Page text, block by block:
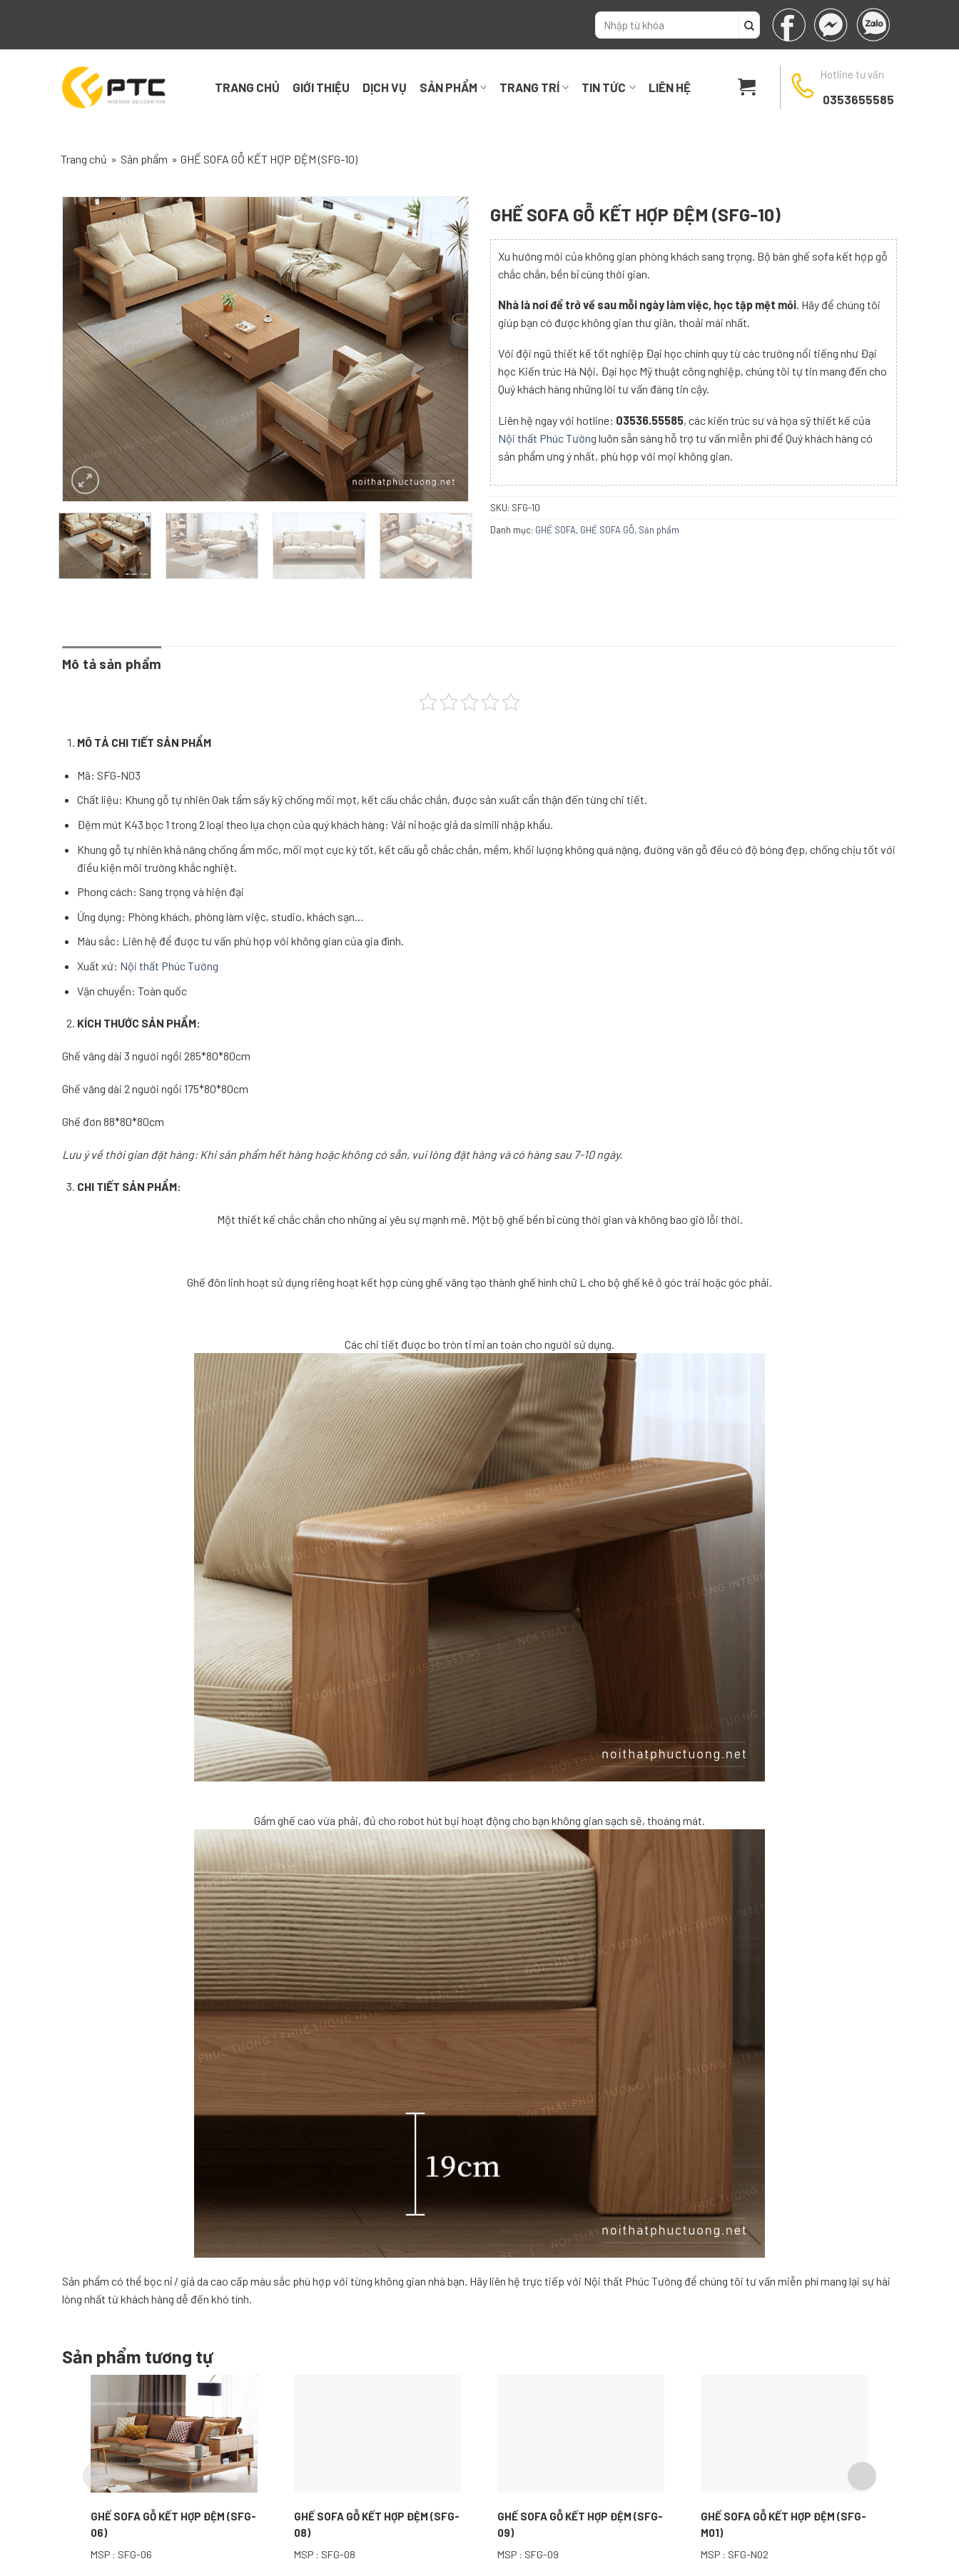
TRANG CHỦ GIỚI THIỆU DỊCH VỤ SẢN PHẨM TRANG TRÍ TIN TỨC LIÊN HỆ
Hotline tư vấn
0353655585
Trang chủ » Sản phẩm » GHẾ SOFA GỖ KẾT HỢP ĐỆM (SFG-10)
GHẾ SOFA GỖ KẾT HỢP ĐỆM (SFG-10)
Xu hướng mới của không gian phòng khách sang trọng. Bộ bàn ghế sofa kết hợp gỗ
chắc chắn, bền bỉ cùng thời gian.
Nhà là nơi để trở về sau mỗi ngày làm việc, học tập mệt mỏi. Hãy để chúng tôi
giúp bạn có được không gian thư giãn, thoải mái nhất.
Với đội ngũ thiết kế tốt nghiệp Đại học chính quy từ các trường nổi tiếng như Đại
học Kiến trúc Hà Nội, Đại học Mỹ thuật công nghiệp, chúng tôi tự tin mang đến cho
Quý khách hàng những lời tư vấn đáng tin cậy.
Liên hệ ngay với hotline: 03536.55585, các kiến trúc sư và họa sỹ thiết kế của
Nội thất Phúc Tường luôn sẵn sàng hỗ trợ tư vấn miễn phí để Quý khách hàng có
sản phẩm ưng ý nhất, phù hợp với mọi không gian.
SKU: SFG-10
Danh mục: GHẾ SOFA, GHẾ SOFA GỖ, Sản phẩm
Mô tả sản phẩm
MÔ TẢ CHI TIẾT SẢN PHẨM
Mã: SFG-N03
Chất liệu: Khung gỗ tự nhiên Oak tẩm sấy kỹ chống mối mọt, kết cấu chắc chắn, được sản xuất cẩn thận đến từng chi tiết.
Đệm mút K43 bọc 1 trong 2 loại theo lựa chọn của quý khách hàng: Vải nỉ hoặc giả da simili nhập khẩu.
Khung gỗ tự nhiên khả năng chống ẩm mốc, mối mọt cực kỳ tốt, kết cấu gỗ chắc chắn, mềm, khối lượng không quá nặng, đường vân gỗ đều có độ bóng đẹp, chống chịu tốt với
điều kiện môi trường khắc nghiệt.
Phong cách: Sang trọng và hiện đại
Ứng dụng: Phòng khách, phòng làm việc, studio, khách sạn…
Màu sắc: Liên hệ để được tư vấn phù hợp với không gian của gia đình.
Xuất xứ: Nội thất Phúc Tường
Vận chuyển: Toàn quốc
KÍCH THƯỚC SẢN PHẨM:
Ghế văng dài 3 người ngồi 285*80*80cm
Ghế văng dài 2 người ngồi 175*80*80cm
Ghế đơn 88*80*80cm
Lưu ý về thời gian đặt hàng: Khi sản phẩm hết hàng hoặc không có sẵn, vui lòng đặt hàng và có hàng sau 7-10 ngày.
CHI TIẾT SẢN PHẨM:
Một thiết kế chắc chắn cho những ai yêu sự mạnh mẽ. Một bộ ghế bền bỉ cùng thời gian và không bao giờ lỗi thời.
Ghế đôn linh hoạt sử dụng riêng hoạt kết hợp cùng ghế văng tạo thành ghế hình chữ L cho bộ ghế kê ở góc trái hoặc góc phải.
Các chi tiết được bo tròn tỉ mỉ an toàn cho người sử dụng.
Gầm ghế cao vừa phải, đủ cho robot hút bụi hoạt động cho bạn không gian sạch sẽ, thoáng mát.
Sản phẩm có thể bọc nỉ / giả da cao cấp màu sắc phù hợp với từng không gian nhà bạn. Hãy liên hệ trực tiếp với Nội thất Phúc Tường để chúng tôi tư vấn miễn phí mang lại sự hài
lòng nhất từ khách hàng dễ đến khó tính.
Sản phẩm tương tự
GHẾ SOFA GỖ KẾT HỢP ĐỆM (SFG-
06)
MSP : SFG-06
GHẾ SOFA GỖ KẾT HỢP ĐỆM (SFG-
08)
MSP : SFG-08
GHẾ SOFA GỖ KẾT HỢP ĐỆM (SFG-
09)
MSP : SFG-09
GHẾ SOFA GỖ KẾT HỢP ĐỆM (SFG-
M01)
MSP : SFG-N02